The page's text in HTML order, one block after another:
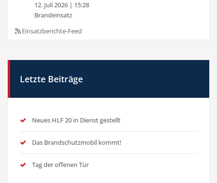
12. Juli 2026 | 15:28
Brandeinsatz
Einsatzberichte-Feed
Letzte Beiträge
Neues HLF 20 in Dienst gestellt
Das Brandschutzmobil kommt!
Tag der offenen Tür